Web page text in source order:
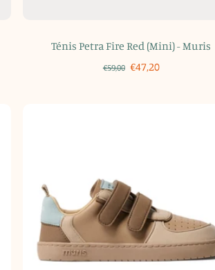
Ténis Petra Fire Red (Mini) - Muris
€59,00 €47,20